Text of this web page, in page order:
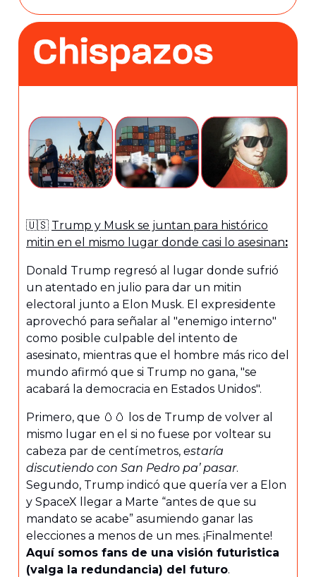
🇺🇸 Trump y Musk se juntan para histórico
mitin en el mismo lugar donde casi lo asesinan:
Donald Trump regresó al lugar donde sufrió
un atentado en julio para dar un mitin
electoral junto a Elon Musk. El expresidente
aprovechó para señalar al "enemigo interno"
como posible culpable del intento de
asesinato, mientras que el hombre más rico del
mundo afirmó que si Trump no gana, "se
acabará la democracia en Estados Unidos".
Primero, que 🥚🥚 los de Trump de volver al
mismo lugar en el si no fuese por voltear su
cabeza par de centímetros, estaría
discutiendo con San Pedro pa’ pasar.
Segundo, Trump indicó que quería ver a Elon
y SpaceX llegar a Marte “antes de que su
mandato se acabe” asumiendo ganar las
elecciones a menos de un mes. ¡Finalmente!
Aquí somos fans de una visión futuristica
(valga la redundancia) del futuro.